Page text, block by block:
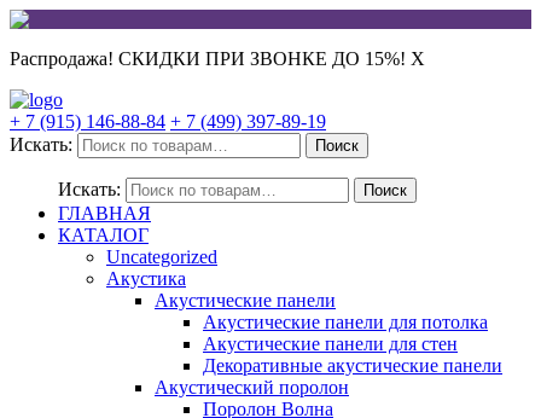
Распродажа! СКИДКИ ПРИ ЗВОНКЕ ДО 15%! X
+ 7 (915) 146-88-84 + 7 (499) 397-89-19
Искать:
Поиск
Искать: Поиск
ГЛАВНАЯ
КАТАЛОГ
Uncategorized
Акустика
Акустические панели
Акустические панели для потолка
Акустические панели для стен
Декоративные акустические панели
Акустический поролон
Поролон Волна